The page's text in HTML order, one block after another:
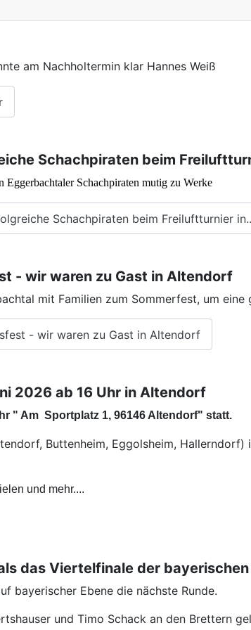
am Nachholtermin klar Hannes Weiß
Schachpiraten beim
Eggerbachtaler Schachpiraten mutig zu Werke
Schachpiraten beim Freiluftturnier
- wir waren zu Gast in Altendorf
mit Familien zum Sommerfest, um eine
- wir waren zu Gast in Altendorf
2026 ab 16 Uhr in Altendorf
" Am Sportplatz 1, 96146 Altendorf" statt.
Buttenheim, Eggolsheim,
und mehr....
das Viertelfinale der
bayerischer Ebene die nächste Runde.
und Timo Schack an den Brettern